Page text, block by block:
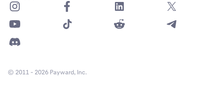
© 2011 - 2026 Payward, Inc.